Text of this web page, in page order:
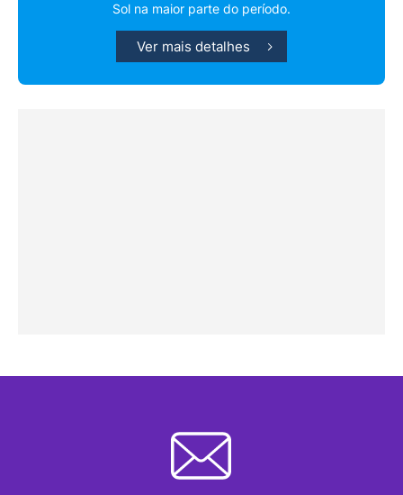
Sol na maior parte do período.
Ver mais detalhes